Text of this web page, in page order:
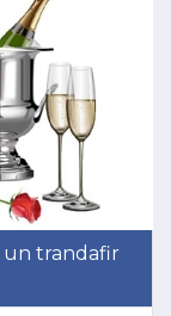
un trandafir